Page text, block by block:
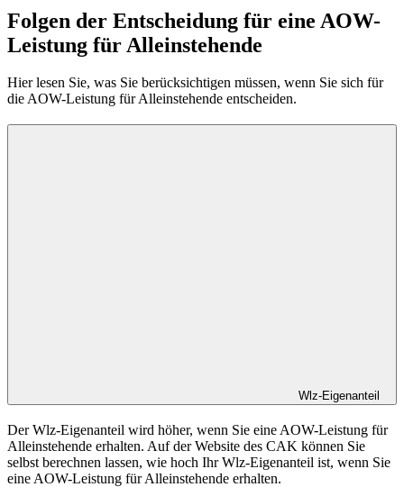
Folgen der Entscheidung für eine AOW-
Leistung für Alleinstehende
Hier lesen Sie, was Sie berücksichtigen müssen, wenn Sie sich für
die AOW-Leistung für Alleinstehende entscheiden.
Wlz-Eigenanteil
Der Wlz-Eigenanteil wird höher, wenn Sie eine AOW-Leistung für
Alleinstehende erhalten. Auf der Website des CAK können Sie
selbst berechnen lassen, wie hoch Ihr Wlz-Eigenanteil ist, wenn Sie
eine AOW-Leistung für Alleinstehende erhalten.